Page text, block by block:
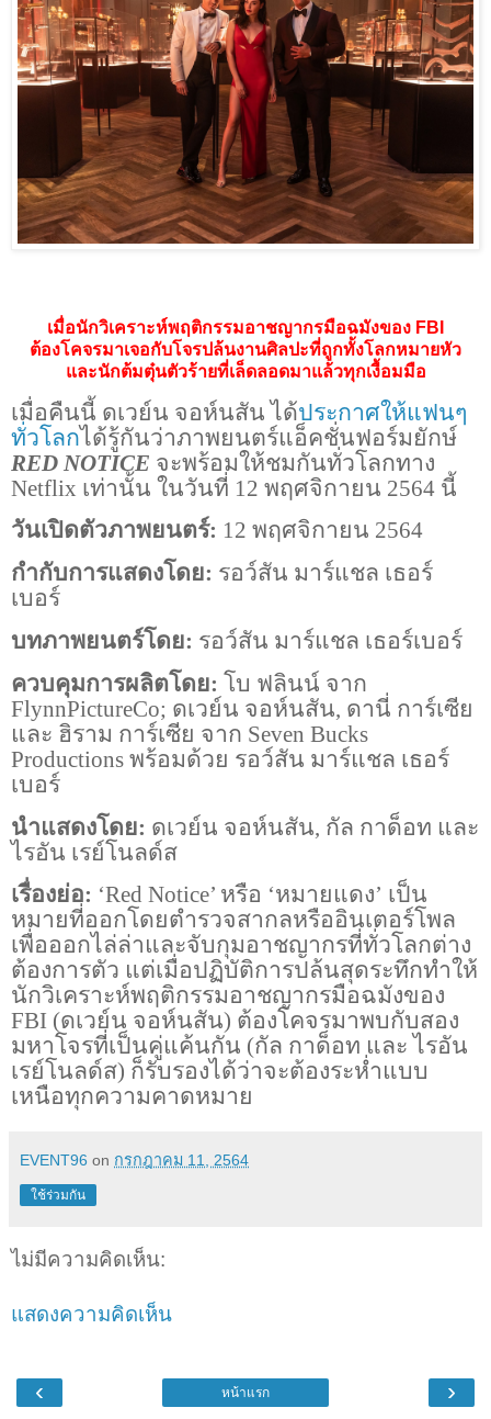
เมื่อนักวิเคราะห์พฤติกรรมอาชญากรมือฉมังของ FBI
ต้องโคจรมาเจอกับโจรปล้นงานศิลปะที่ถูกทั้งโลกหมายหัว
และนักต้มตุ๋นตัวร้ายที่เล็ดลอดมาแล้วทุกเงื้อมมือ
เมื่อคืนนี้ ดเวย์น จอห์นสัน ได้ประกาศให้แฟนๆ
ทั่วโลกได้รู้กันว่าภาพยนตร์แอ็คชั่นฟอร์มยักษ์
RED NOTICE จะพร้อมให้ชมกันทั่วโลกทาง
Netflix เท่านั้น ในวันที่ 12 พฤศจิกายน 2564 นี้
วันเปิดตัวภาพยนตร์: 12 พฤศจิกายน 2564
กำกับการแสดงโดย: รอว์สัน มาร์แชล เธอร์
เบอร์
บทภาพยนตร์โดย: รอว์สัน มาร์แชล เธอร์เบอร์
ควบคุมการผลิตโดย: โบ ฟลินน์ จาก
FlynnPictureCo; ดเวย์น จอห์นสัน, ดานี่ การ์เซีย
และ ฮิราม การ์เซีย จาก Seven Bucks
Productions พร้อมด้วย รอว์สัน มาร์แชล เธอร์
เบอร์
นำแสดงโดย: ดเวย์น จอห์นสัน, กัล กาด็อท และ
ไรอัน เรย์โนลด์ส
เรื่องย่อ: ‘Red Notice’ หรือ ‘หมายแดง’ เป็น
หมายที่ออกโดยตำรวจสากลหรืออินเตอร์โพล
เพื่อออกไล่ล่าและจับกุมอาชญากรที่ทั่วโลกต่าง
ต้องการตัว แต่เมื่อปฏิบัติการปล้นสุดระทึกทำให้
นักวิเคราะห์พฤติกรรมอาชญากรมือฉมังของ
FBI (ดเวย์น จอห์นสัน) ต้องโคจรมาพบกับสอง
มหาโจรที่เป็นคู่แค้นกัน (กัล กาด็อท และ ไรอัน
เรย์โนลด์ส) ก็รับรองได้ว่าจะต้องระห่ำแบบ
เหนือทุกความคาดหมาย
EVENT96 on กรกฎาคม 11, 2564
ใช้ร่วมกัน
ไม่มีความคิดเห็น:
แสดงความคิดเห็น
‹ ›
หน้าแรก